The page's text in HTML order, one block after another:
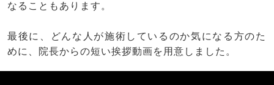
なることもあります。
最後に、どんな人が施術しているのか気になる方のた
めに、院長からの短い挨拶動画を用意しました。